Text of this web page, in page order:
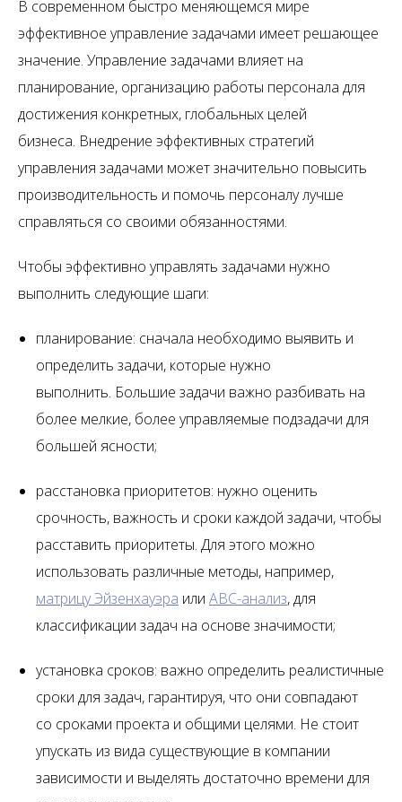
В современном быстро меняющемся мире
эффективное управление задачами имеет решающее
значение. Управление задачами влияет на
планирование, организацию работы персонала для
достижения конкретных, глобальных целей
бизнеса. Внедрение эффективных стратегий
управления задачами может значительно повысить
производительность и помочь персоналу лучше
справляться со своими обязанностями.
Чтобы эффективно управлять задачами нужно
выполнить следующие шаги:
планирование: сначала необходимо выявить и
определить задачи, которые нужно
выполнить. Большие задачи важно разбивать на
более мелкие, более управляемые подзадачи для
большей ясности;
расстановка приоритетов: нужно оценить
срочность, важность и сроки каждой задачи, чтобы
расставить приоритеты. Для этого можно
использовать различные методы, например,
матрицу Эйзенхауэра или ABC-анализ, для
классификации задач на основе значимости;
установка сроков: важно определить реалистичные
сроки для задач, гарантируя, что они совпадают
со сроками проекта и общими целями. Не стоит
упускать из вида существующие в компании
зависимости и выделять достаточно времени для